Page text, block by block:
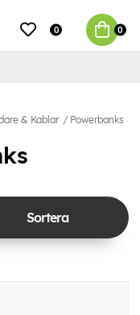
0 0
& Kablar Powerbanks
Sortera